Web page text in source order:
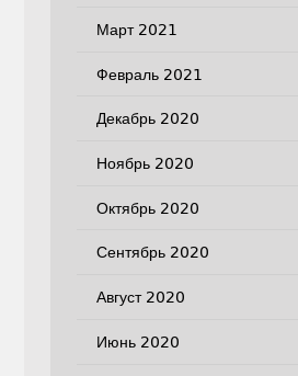
Март 2021
Февраль 2021
Декабрь 2020
Ноябрь 2020
Октябрь 2020
Сентябрь 2020
Август 2020
Июнь 2020